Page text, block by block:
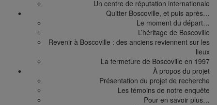
Un centre de réputation internationale
Quitter Boscoville, et puis après…
Le moment du départ…
L’héritage de Boscoville
Revenir à Boscoville : des anciens reviennent sur les
lieux
La fermeture de Boscoville en 1997
À propos du projet
Présentation du projet de recherche
Les témoins de notre enquête
Pour en savoir plus…